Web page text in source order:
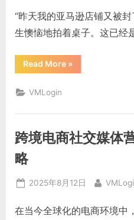
VMLogin
用”
“昨天我的亚马逊店铺又被
生懊恼地拍着桌子。这已经
Read More“亚
马
联
号？
VMLogin
多
来
了”
»
VMLogin
跨境电商社交媒体
略
Posted
2025年8月12日 By
在当今全球化的电商环境中